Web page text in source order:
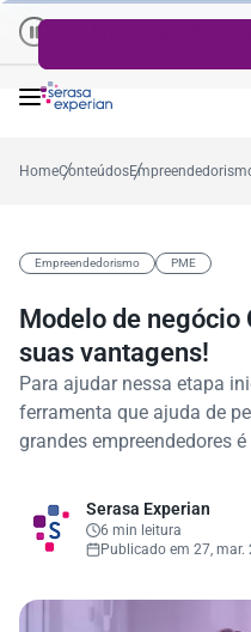
Empresas |
ano
HomeConteúdos
Empreendedorismo PME
Modelo de negócio
suas vantagens!
Para ajudar nessa etapa
ferramenta que ajuda de
grandes empreendedores
Serasa Experian
6 min leitura
Publicado em 27, mar.